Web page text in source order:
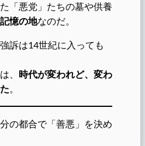
「悪党」たちの墓や供養
記憶の地なのだ。
訴は14世紀に入っても
、 時代が変われど、変わ
。
の都合で「善悪」を決め